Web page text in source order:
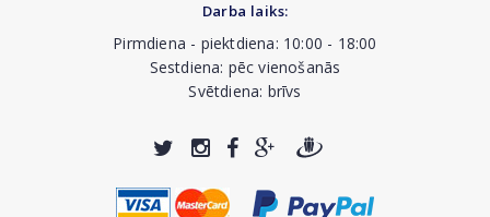
Darba laiks:
Pirmdiena - piektdiena: 10:00 - 18:00
Sestdiena: pēc vienošanās
Svētdiena: brīvs